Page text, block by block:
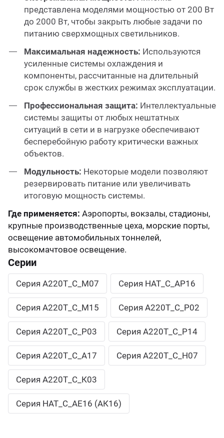
представлена моделями мощностью от 200 Вт
до 2000 Вт, чтобы закрыть любые задачи по
питанию сверхмощных светильников.
Максимальная надежность: Используются
усиленные системы охлаждения и
компоненты, рассчитанные на длительный
срок службы в жестких режимах эксплуатации.
Профессиональная защита: Интеллектуальные
системы защиты от любых нештатных
ситуаций в сети и в нагрузке обеспечивают
бесперебойную работу критически важных
объектов.
Модульность: Некоторые модели позволяют
резервировать питание или увеличивать
итоговую мощность системы.
Где применяется: Аэропорты, вокзалы, стадионы,
крупные производственные цеха, морские порты,
освещение автомобильных тоннелей,
высокомачтовое освещение.
Серии
Серия А220Т_С_М07 Серия НАТ_С_АР16
Серия А220Т_С_М15 Серия А220Т_С_Р02
Серия А220Т_С_Р03 Серия А220Т_С_Р14
Cерия А220Т_С_А17 Серия А220Т_С_Н07
Серия А220Т_С_К03
Серия НАТ_С_АЕ16 (АК16)